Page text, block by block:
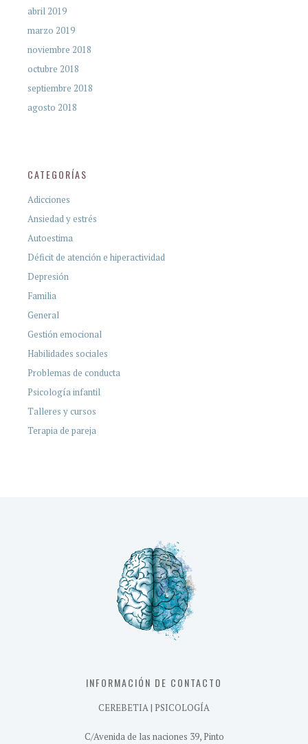
abril 2019
marzo 2019
noviembre 2018
octubre 2018
septiembre 2018
agosto 2018
CATEGORÍAS
Adicciones
Ansiedad y estrés
Autoestima
Déficit de atención e hiperactividad
Depresión
Familia
General
Gestión emocional
Habilidades sociales
Problemas de conducta
Psicología infantil
Talleres y cursos
Terapia de pareja
INFORMACIÓN DE CONTACTO
CEREBETIA | PSICOLOGÍA
C/Avenida de las naciones 39, Pinto